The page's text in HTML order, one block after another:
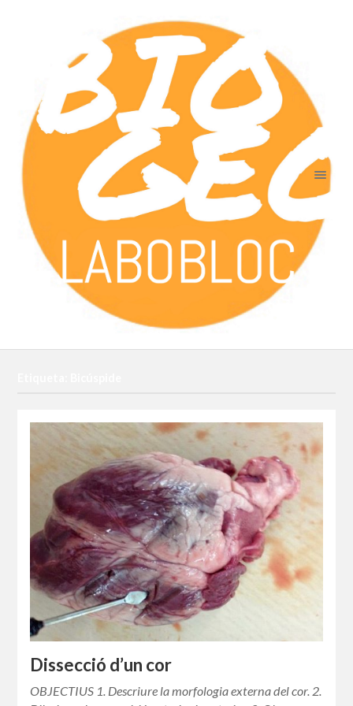
Dissecció d’un cor
OBJECTIUS 1. Descriure la morfologia externa del cor. 2.